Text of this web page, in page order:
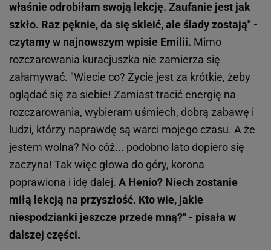
właśnie odrobiłam swoją lekcję. Zaufanie jest jak
szkło. Raz pęknie, da się skleić, ale ślady zostają" -
czytamy w najnowszym wpisie Emilii. Mimo
rozczarowania kuracjuszka nie zamierza się
załamywać. "Wiecie co? Życie jest za krótkie, żeby
oglądać się za siebie! Zamiast tracić energię na
rozczarowania, wybieram uśmiech, dobrą zabawę i
ludzi, którzy naprawdę są warci mojego czasu. A że
jestem wolna? No cóż... podobno lato dopiero się
zaczyna! Tak więc głowa do góry, korona
poprawiona i idę dalej. A Henio? Niech zostanie
miłą lekcją na przyszłość. Kto wie, jakie
niespodzianki jeszcze przede mną?" - pisała w
dalszej części.